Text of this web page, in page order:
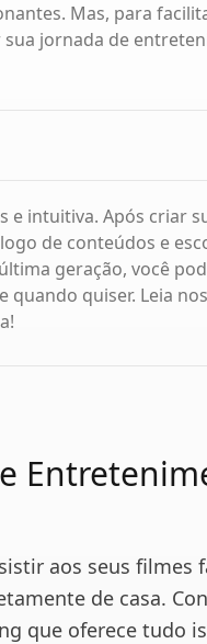
Mas, para
jornada de
e intuitiva. Após criar
de conteúdos e
geração, você
quando quiser. Leia
aos seus filmes
de casa.
que oferece tudo